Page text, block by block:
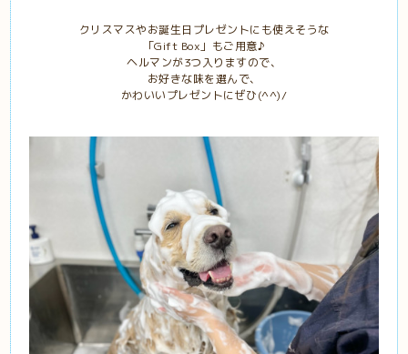
クリスマスやお誕生日プレゼントにも使えそうな
「Gift Box」もご用意♪
ヘルマンが3つ入りますので、
お好きな味を選んで、
かわいいプレゼントにぜひ(^^)/